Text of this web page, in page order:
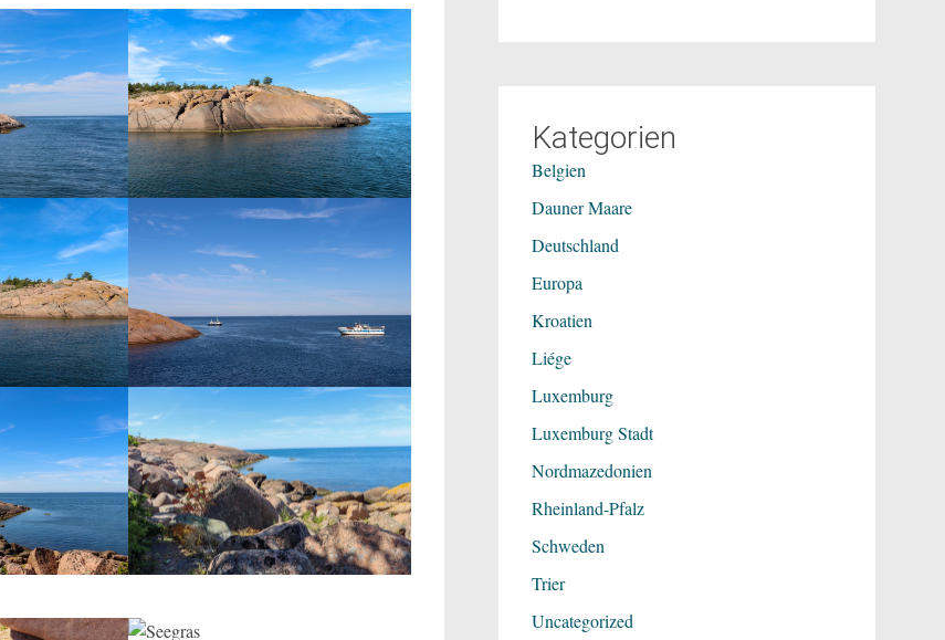
Kategorien
Belgien
Dauner Maare
Deutschland
Europa
Kroatien
Liége
Luxemburg
Luxemburg Stadt
Nordmazedonien
Rheinland-Pfalz
Schweden
Trier
Uncategorized